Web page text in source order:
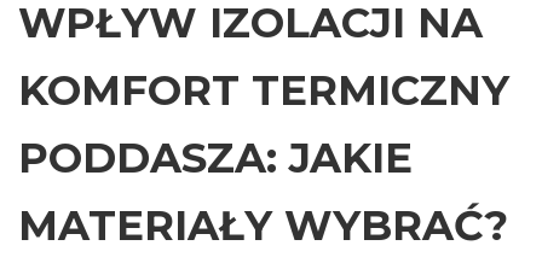
WPŁYW IZOLACJI NA
KOMFORT TERMICZNY
PODDASZA: JAKIE
MATERIAŁY WYBRAĆ?